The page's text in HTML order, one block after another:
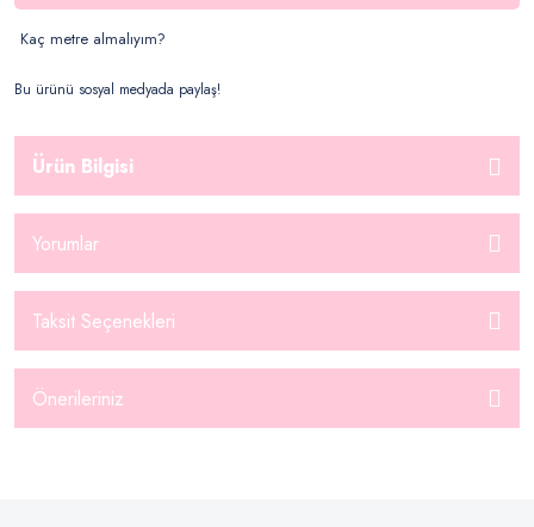
Kaç metre almalıyım?
Bu ürünü sosyal medyada paylaş!
Ürün Bilgisi
Yorumlar
Taksit Seçenekleri
Önerileriniz